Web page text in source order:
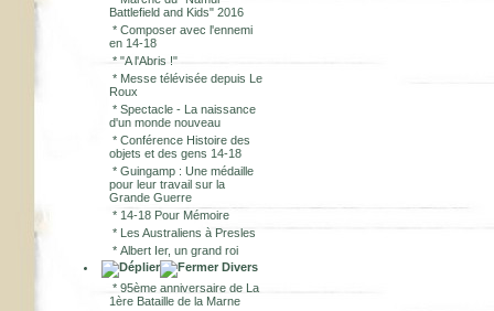
Battlefield and Kids" 2016
* Composer avec l'ennemi
en 14-18
* "A l'Abris !"
* Messe télévisée depuis Le
Roux
* Spectacle - La naissance
d'un monde nouveau
* Conférence Histoire des
objets et des gens 14-18
* Guingamp : Une médaille
pour leur travail sur la
Grande Guerre
* 14-18 Pour Mémoire
* Les Australiens à Presles
* Albert Ier, un grand roi
Divers
* 95ème anniversaire de La
1ère Bataille de la Marne